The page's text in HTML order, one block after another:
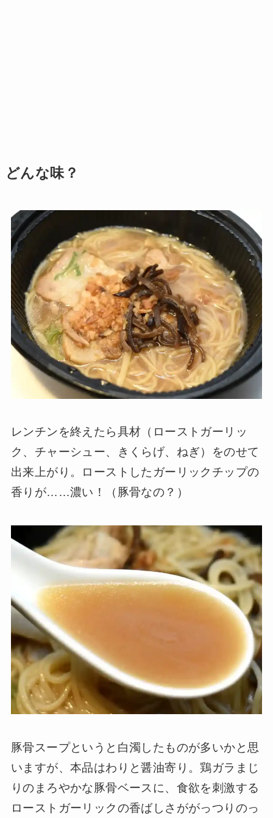
どんな味？
レンチンを終えたら具材（ローストガーリッ
ク、チャーシュー、きくらげ、ねぎ）をのせて
出来上がり。ローストしたガーリックチップの
香りが……濃い！（豚骨なの？）
豚骨スープというと白濁したものが多いかと思
いますが、本品はわりと醤油寄り。鶏ガラまじ
りのまろやかな豚骨ベースに、食欲を刺激する
ローストガーリックの香ばしさががっつりのっ